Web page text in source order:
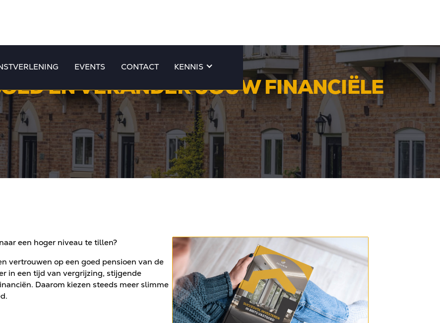
EVENTS CONTACT KENNIS
EN VERANDER JOUW FINANCIËLE
een hoger niveau te tillen?
vertrouwen op een goed pensioen van de
in een tijd van vergrijzing, stijgende
Daarom kiezen steeds meer slimme